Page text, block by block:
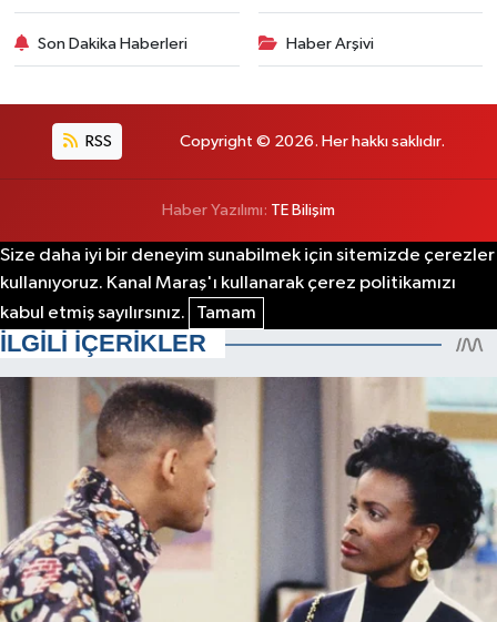
Son Dakika Haberleri Haber Arşivi
RSS Copyright © 2026. Her hakkı saklıdır.
Haber Yazılımı: TE Bilişim
Size daha iyi bir deneyim sunabilmek için sitemizde çerezler
kullanıyoruz. Kanal Maraş'ı kullanarak çerez politikamızı
kabul etmiş sayılırsınız.
Tamam